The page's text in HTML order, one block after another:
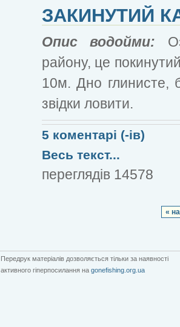
ЗАКИНУТИЙ
Опис водойми:
району, це
10м. Дно глинисте,
звідки ловити.
5 коментарі (-ів)
Весь текст...
переглядів 14578
«
Передрук матеріалів дозволяється тільки за наявності
активного гіперпосилання на gonefishing.org.ua